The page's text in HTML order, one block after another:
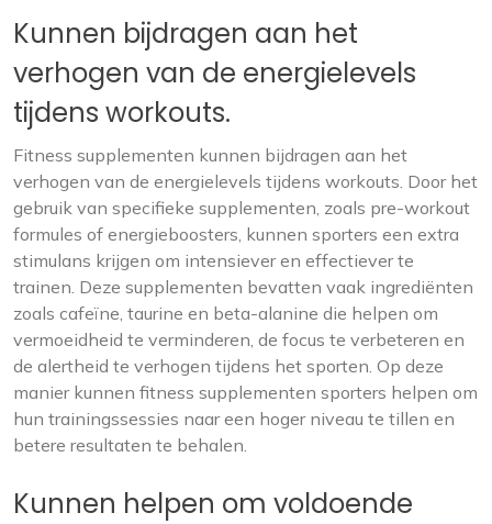
Kunnen bijdragen aan het
verhogen van de energielevels
tijdens workouts.
Fitness supplementen kunnen bijdragen aan het
verhogen van de energielevels tijdens workouts. Door het
gebruik van specifieke supplementen, zoals pre-workout
formules of energieboosters, kunnen sporters een extra
stimulans krijgen om intensiever en effectiever te
trainen. Deze supplementen bevatten vaak ingrediënten
zoals cafeïne, taurine en beta-alanine die helpen om
vermoeidheid te verminderen, de focus te verbeteren en
de alertheid te verhogen tijdens het sporten. Op deze
manier kunnen fitness supplementen sporters helpen om
hun trainingssessies naar een hoger niveau te tillen en
betere resultaten te behalen.
Kunnen helpen om voldoende